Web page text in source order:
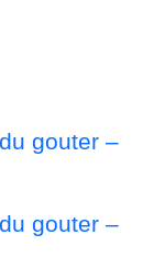
gouter –
gouter –